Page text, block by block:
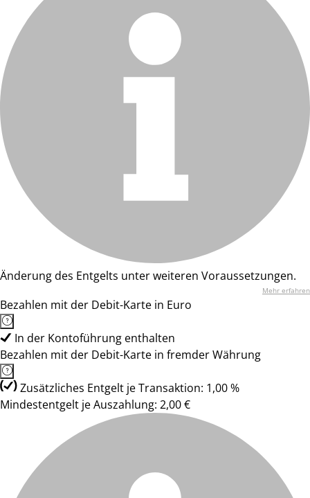
Änderung des Entgelts unter weiteren Voraussetzungen.
Mehr erfahren
Bezahlen mit der Debit-Karte in Euro
In der Kontoführung enthalten
Bezahlen mit der Debit-Karte in fremder Währung
Zusätzliches Entgelt je Transaktion: 1,00 %
Mindestentgelt je Auszahlung: 2,00 €